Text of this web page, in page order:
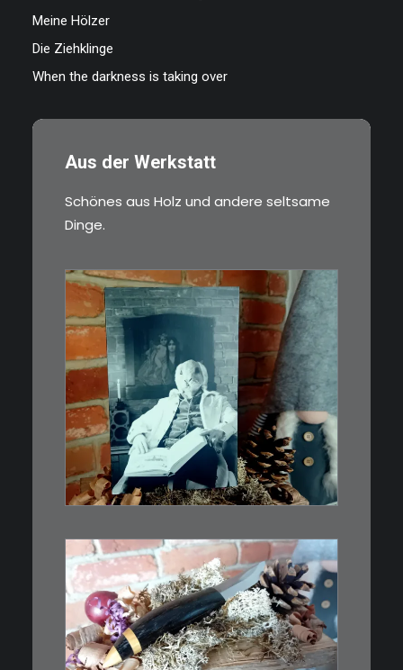
Meine Hölzer
Die Ziehklinge
When the darkness is taking over
Aus der Werkstatt
Schönes aus Holz und andere seltsame
Dinge.
3,00
Limitierte Auflage. Original:
Abzug von 35mm…
€39,00
Kleines Schmuckmesser, ideal
als…